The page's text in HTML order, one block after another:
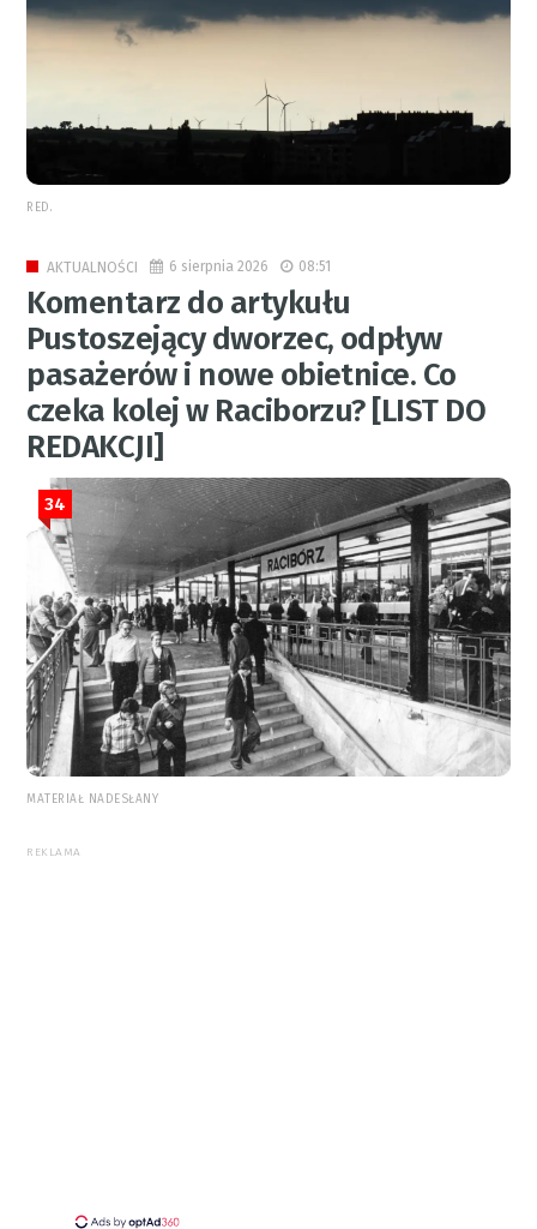
RED.
AKTUALNOŚCI 6 sierpnia 2026 08:51
Komentarz do artykułu
Pustoszejący dworzec, odpływ
pasażerów i nowe obietnice. Co
czeka kolej w Raciborzu? [LIST DO
REDAKCJI]
34
MATERIAŁ NADESŁANY
REKLAMA